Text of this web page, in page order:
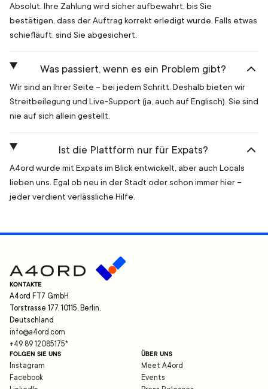
Absolut. Ihre Zahlung wird sicher aufbewahrt, bis Sie
bestätigen, dass der Auftrag korrekt erledigt wurde. Falls etwas
schiefläuft, sind Sie abgesichert.
Was passiert, wenn es ein Problem gibt?
Wir sind an Ihrer Seite – bei jedem Schritt. Deshalb bieten wir
Streitbeilegung und Live-Support (ja, auch auf Englisch). Sie sind
nie auf sich allein gestellt.
Ist die Plattform nur für Expats?
A4ord wurde mit Expats im Blick entwickelt, aber auch Locals
lieben uns. Egal ob neu in der Stadt oder schon immer hier –
jeder verdient verlässliche Hilfe.
KONTAKTE
A4ord FT7 GmbH
Torstrasse 177, 10115, Berlin,
Deutschland
info@a4ord.com
+49 89 12085175*
FOLGEN SIE UNS
Instagram
Facebook
ÜBER UNS
Meet A4ord
Events